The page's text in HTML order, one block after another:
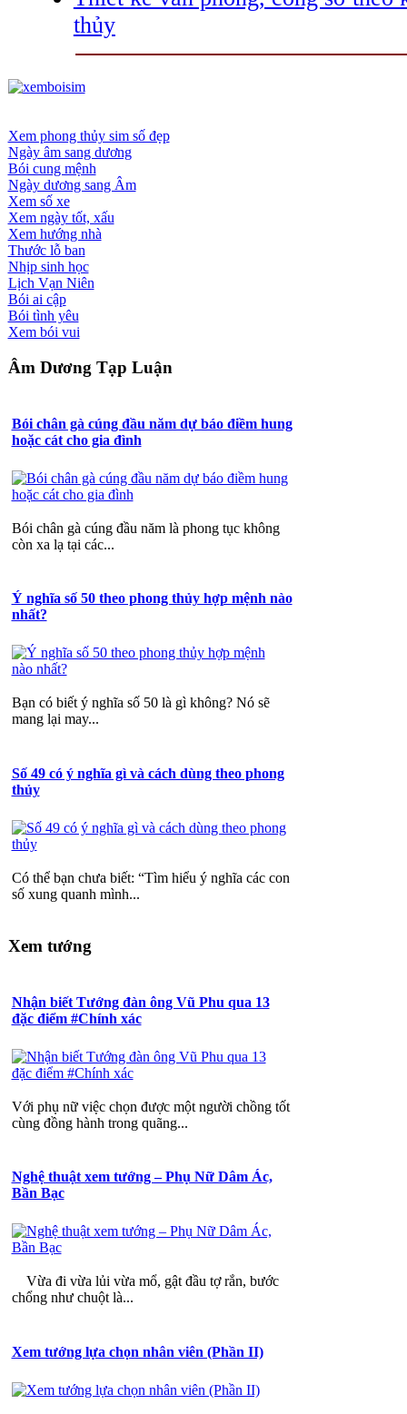
thủy
Xem phong thủy sim số đẹp
Ngày âm sang dương
Bói cung mệnh
Ngày dương sang Âm
Xem số xe
Xem ngày tốt, xấu
Xem hướng nhà
Thước lỗ ban
Nhịp sinh học
Lịch Vạn Niên
Bói ai cập
Bói tình yêu
Xem bói vui
Âm Dương Tạp Luận
Bói chân gà cúng đầu năm dự báo điềm hung
hoặc cát cho gia đình
Bói chân gà cúng đầu năm là phong tục không
còn xa lạ tại các...
Ý nghĩa số 50 theo phong thủy hợp mệnh nào
nhất?
Bạn có biết ý nghĩa số 50 là gì không? Nó sẽ
mang lại may...
Số 49 có ý nghĩa gì và cách dùng theo phong
thủy
Có thể bạn chưa biết: “Tìm hiểu ý nghĩa các con
số xung quanh mình...
Xem tướng
Nhận biết Tướng đàn ông Vũ Phu qua 13
đặc điểm #Chính xác
Với phụ nữ việc chọn được một người chồng tốt
cùng đồng hành trong quãng...
Nghệ thuật xem tướng – Phụ Nữ Dâm Ác,
Bần Bạc
Vừa đi vừa lủi vừa mổ, gật đầu tợ rắn, bước
chổng như chuột là...
Xem tướng lựa chọn nhân viên (Phần II)